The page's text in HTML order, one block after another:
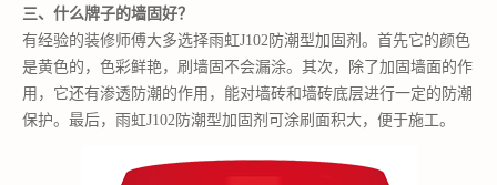
三、什么牌子的墙固好？
有经验的装修师傅大多选择雨虹J102防潮型加固剂。首先它的颜色
是黄色的，色彩鲜艳，刷墙固不会漏涂。其次，除了加固墙面的作
用，它还有渗透防潮的作用，能对墙砖和墙砖底层进行一定的防潮
保护。最后，雨虹J102防潮型加固剂可涂刷面积大，便于施工。